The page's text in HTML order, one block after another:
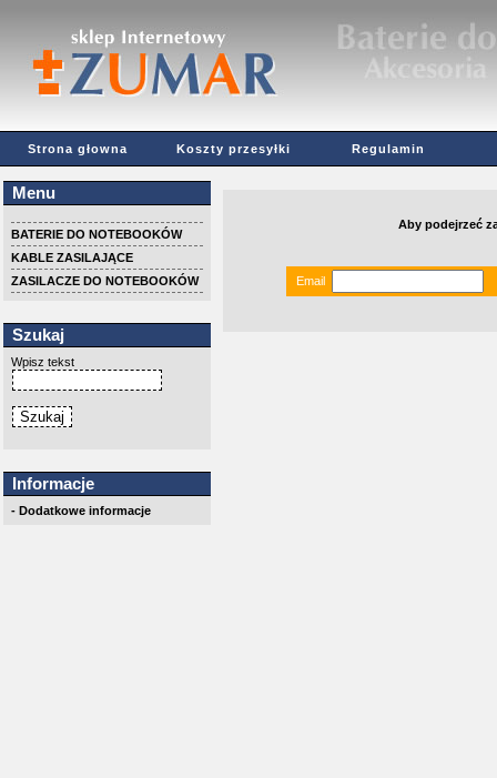
Strona głowna Koszty przesyłki Regulamin
Menu
BATERIE DO NOTEBOOKÓW
KABLE ZASILAJĄCE
ZASILACZE DO NOTEBOOKÓW
Szukaj
Wpisz tekst
Informacje
- Dodatkowe informacje
Aby podejrzeć
Email